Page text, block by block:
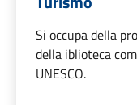
Si occupa della
della iblioteca
UNESCO.